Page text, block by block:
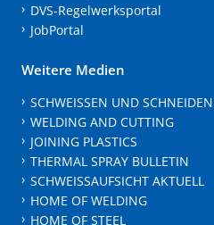
DVS-Regelwerksportal
JobPortal
Weitere Medien
SCHWEISSEN UND SCHNEIDEN
WELDING AND CUTTING
JOINING PLASTICS
THERMAL SPRAY BULLETIN
SCHWEISSAUFSICHT AKTUELL
HOME OF WELDING
HOME OF STEEL